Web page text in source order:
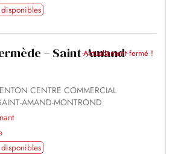
– Saint-Amand-
CENTRE COMMERCIAL
AMAND-MONTROND